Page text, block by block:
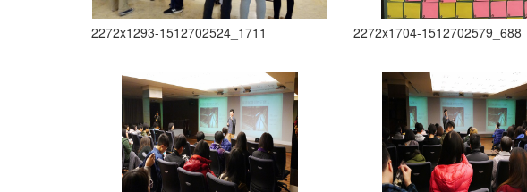
2272x1293-1512702524_1711 2272x1704-1512702579_688